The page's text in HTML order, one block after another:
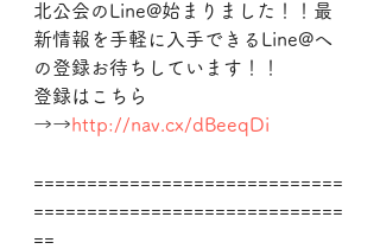
北公会のLine@始まりました！！最
新情報を手軽に入手できるLine@へ
の登録お待ちしています！！
登録はこちら
→→http://nav.cx/dBeeqDi
=============================
=============================
==